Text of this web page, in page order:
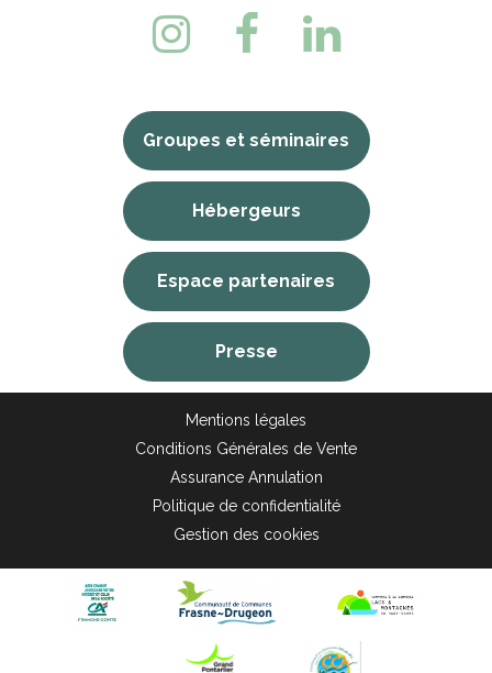
Groupes et séminaires
Hébergeurs
Espace partenaires
Presse
Mentions légales
Conditions Générales de Vente
Assurance Annulation
Politique de confidentialité
Gestion des cookies